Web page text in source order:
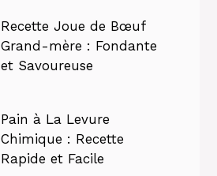
Recette Joue de Bœuf
Grand-mère : Fondante
et Savoureuse
Pain à La Levure
Chimique : Recette
Rapide et Facile